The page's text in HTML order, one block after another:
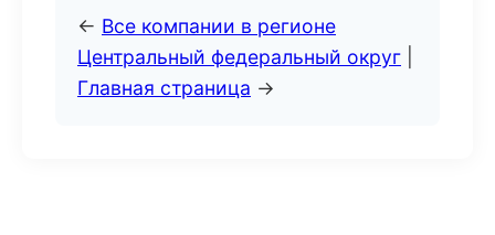
← Все компании в регионе
Центральный федеральный округ
Главная страница →